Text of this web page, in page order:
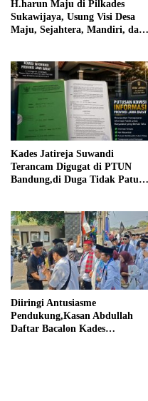
H.harun Maju di Pilkades
Sukawijaya, Usung Visi Desa
Maju, Sejahtera, Mandiri, dan
Kades Jatireja Suwandi
Terancam Digugat di PTUN
Bandung,di Duga Tidak Patuhi
Diiringi Antusiasme
Pendukung,Kasan Abdullah
Daftar Bacalon Kades